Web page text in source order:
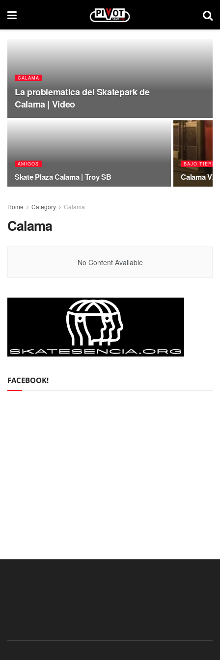
CALAMA
La problematica del Skatepark de
Calama | Video
AMIGOS
Skate Plaza Calama | Troy SB
BAJO TIERRA
Calama VX
Home Category Calama
Calama
No Content Available
FACEBOOK!